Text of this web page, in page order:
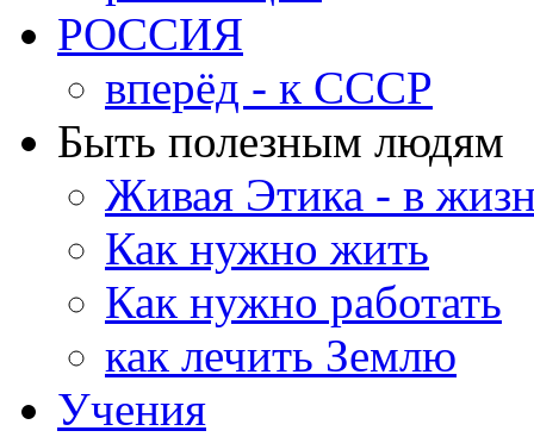
РОССИЯ
вперёд - к СССР
Быть полезным людям
Живая Этика - в
Как нужно жить
Как нужно работать
как лечить Землю
Учения